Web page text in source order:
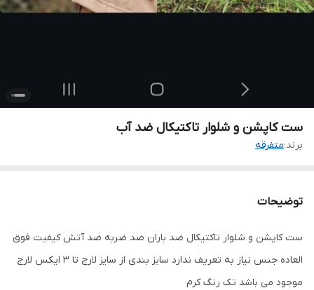
ست کاپشن و شلوار تاکتیکال ضد آب
برند:متفرقه
توضیحات
ست کاپشن و شلوار تاکتیکال ضد باران ضد ضربه ضد آتش کیفیت فوق
العاده جنس نیاز به تعریف ندارد سایز بندی از سایز لارج تا 3 ایکس لارج
موجود می باشد تک رنگ کرم